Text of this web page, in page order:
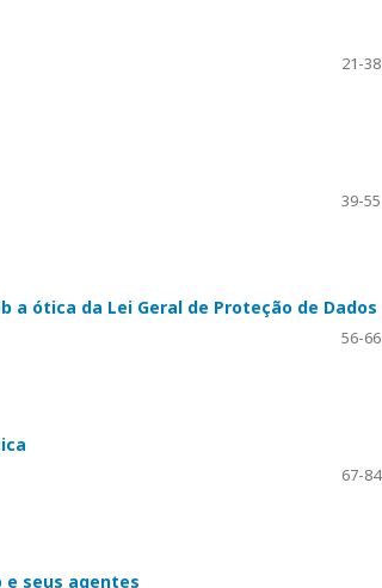
21-38
39-55
ótica da Lei Geral de Proteção de Dados
56-66
67-84
e seus agentes